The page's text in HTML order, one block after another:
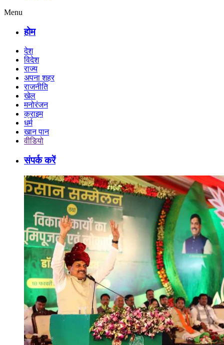
Menu
होम
देश
विदेश
राज्य
अपना शहर
राजनीति
खेल
मनोरंजन
क्राइम
धर्म
खान पान
वीडियो
संपर्क करें